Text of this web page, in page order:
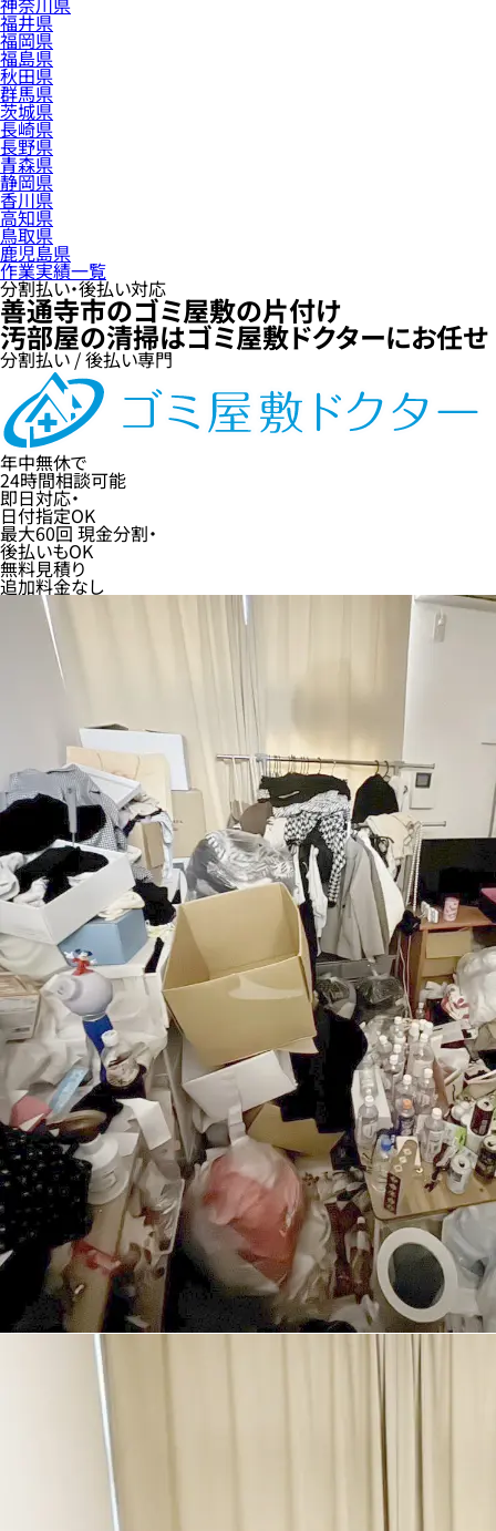
福井県
福岡県
福島県
秋田県
群馬県
茨城県
長崎県
長野県
青森県
静岡県
香川県
高知県
鳥取県
鹿児島県
作業実績一覧
分割払い・後払い対応
善通寺市のゴミ屋敷の片付け
汚部屋の清掃はゴミ屋敷ドクターにお任せ
分割払い / 後払い専門
年中無休で
24時間相談可能
即日対応・
日付指定OK
最大60回 現金分割・
後払いもOK
無料見積り
追加料金なし